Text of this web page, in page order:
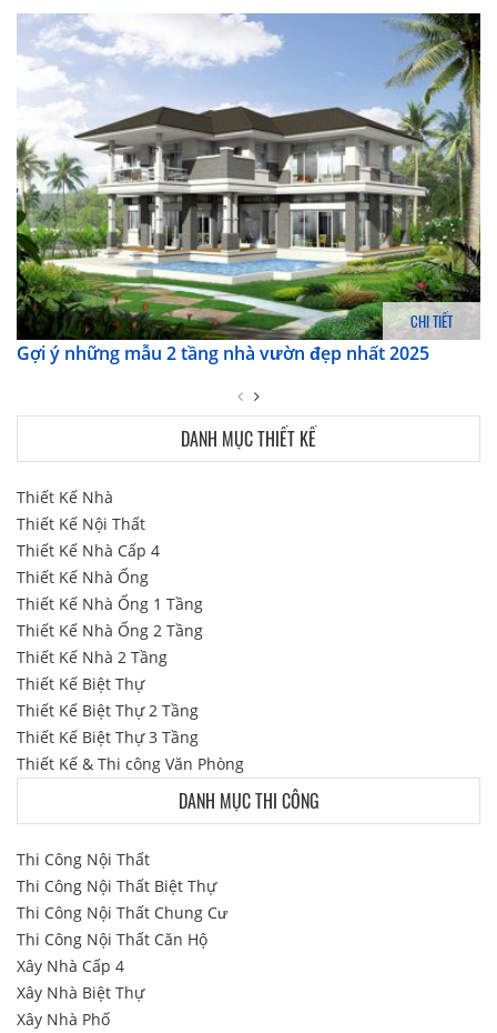
CHI TIẾT
Gợi ý những mẫu 2 tầng nhà vườn đẹp nhất 2025
DANH MỤC THIẾT KẾ
Thiết Kế Nhà
Thiết Kế Nội Thất
Thiết Kế Nhà Cấp 4
Thiết Kế Nhà Ống
Thiết Kế Nhà Ống 1 Tầng
Thiết Kế Nhà Ống 2 Tầng
Thiết Kế Nhà 2 Tầng
Thiết Kế Biệt Thự
Thiết Kế Biệt Thự 2 Tầng
Thiết Kế Biệt Thự 3 Tầng
Thiết Kế & Thi công Văn Phòng
DANH MỤC THI CÔNG
Thi Công Nội Thất
Thi Công Nội Thất Biệt Thự
Thi Công Nội Thất Chung Cư
Thi Công Nội Thất Căn Hộ
Xây Nhà Cấp 4
Xây Nhà Biệt Thự
Xây Nhà Phố